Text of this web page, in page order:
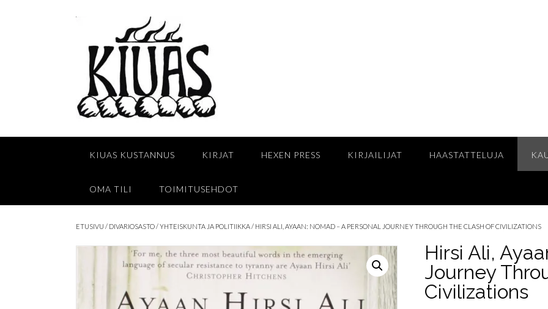
KIUAS KUSTANNUS KIRJAT HEXEN PRESS KIRJAILIJAT HAASTATTELUJA
OMA TILI TOIMITUSEHDOT
ETUSIVU / DIVARIOSASTO/YHTEISKUNTA JA POLITIIKKA/ HIRSI ALI, AYAAN: NOMAD – A PERSONAL JOURNEY THROUGH THE CLASH OF CIVILIZATIONS
Hirsi Ali,
Journey
Civilizations